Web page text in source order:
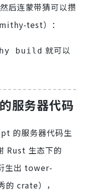
后连蒙带猜可以攒
test）：
build 就可以
服务器代码
的服务器代码生
Rust 生态下的
生出 tower-
crate），